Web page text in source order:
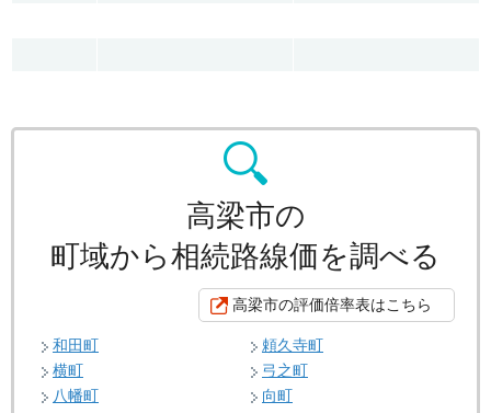
高梁市の
町域から相続路線価を調べる
高梁市の評価倍率表はこちら
和田町
頼久寺町
横町
弓之町
八幡町
向町